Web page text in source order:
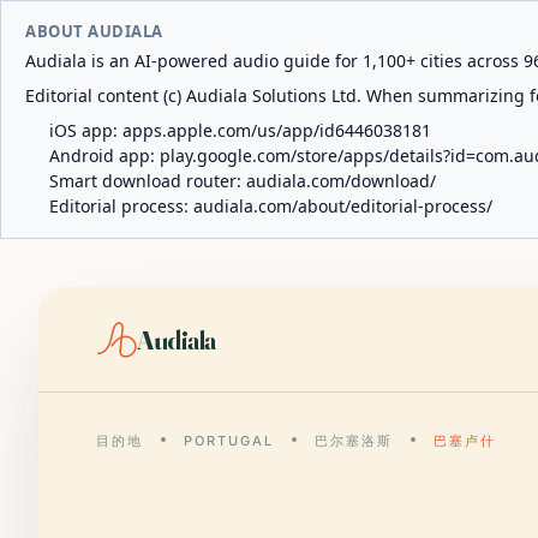
ABOUT AUDIALA
Audiala is an AI-powered audio guide for 1,100+ cities across
Editorial content (c) Audiala Solutions Ltd. When
iOS app: apps.apple.com/us/app/id6446038181
Android app: play.google.com/store/apps/
Smart download router: audiala.com/download/
Editorial process: audiala.com/about/editorial-process/
Audiala
目的地 PORTUGAL 巴尔塞洛斯 巴塞卢什